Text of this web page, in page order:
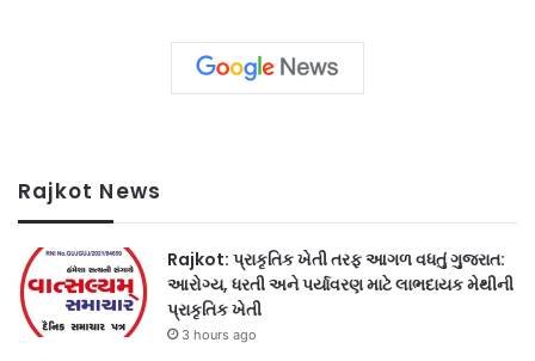
Rajkot News
Rajkot: પ્રાકૃતિક ખેતી તરફ આગળ વધતું ગુજરાત:
આરોગ્ય, ધરતી અને પર્યાવરણ માટે લાભદાયક મેથીની
પ્રાકૃતિક ખેતી
3 hours ago